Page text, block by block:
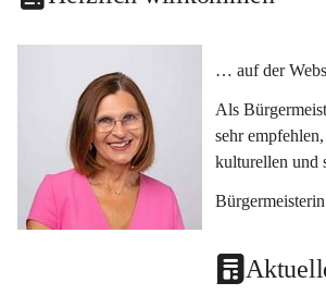
… auf der
Als
sehr
kulturellen und